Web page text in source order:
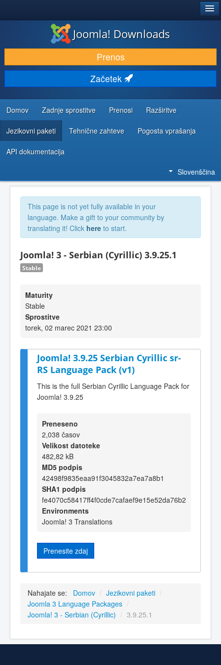
PRENESI IN RAZŠIRI
ODKRIJTE & IZVEJTE
SKUPNOST IN PODPORA
VIRI ZA RAZVIJALCE
Joomla! Downloads
Prenos
Začetek
Domov Zadnje sprostitve Prenosi Razširitve
Jezikovni paketi Tehnične zahteve Pogosta vprašanja
API dokumentacija
Slovenščina
This page is not yet fully available in your
language. Make a gift to your community by
translating it! Click here to start.
Joomla! 3 - Serbian (Cyrillic) 3.9.25.1
Stable
Maturity
Stable
Sprostitve
torek, 02 marec 2021 23:00
Joomla! 3.9.25 Serbian Cyrillic sr-
RS Language Pack (v1)
This is the full Serbian Cyrillic Language Pack for
Joomla! 3.9.25
Preneseno
2,038 časov
Velikost datoteke
482,82 kB
MD5 podpis
42498f9835eaa91f3045832a7ea7a8b1
SHA1 podpis
fe4070c58417ff4f0cde7cafaef9e15e52da76b2
Environments
Joomla! 3 Translations
Prenesite zdaj
Nahajate se: Domov / Jezikovni paketi /
Joomla 3 Language Packages /
Joomla! 3 - Serbian (Cyrillic) / 3.9.25.1